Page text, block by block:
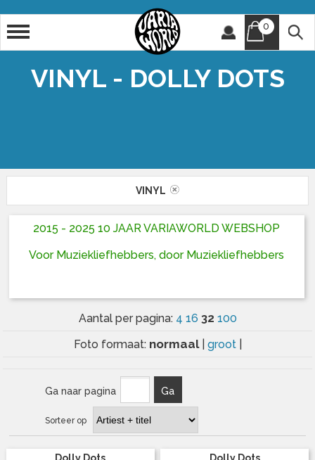
0
VINYL - DOLLY DOTS
VINYL
2015 - 2025 10 JAAR VARIAWORLD WEBSHOP
Voor Muziekliefhebbers, door Muziekliefhebbers
Aantal per pagina: 4 16 32 100
Foto formaat: normaal groot
Ga naar pagina Ga
Sorteer op